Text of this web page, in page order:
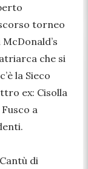
torneo
che si
la Sieco
ex: Cisolla
a
di